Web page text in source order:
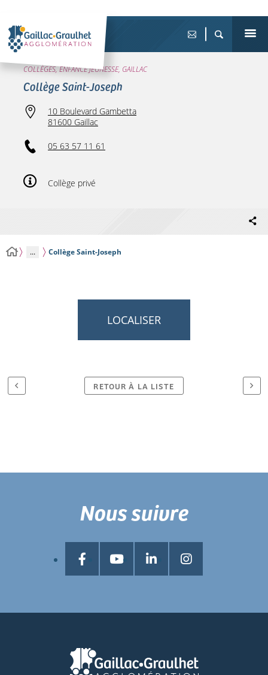
COLLÈGES, ENFANCE JEUNESSE, GAILLAC
Collège Saint-Joseph
10 Boulevard Gambetta
81600 Gaillac
05 63 57 11 61
Collège privé
... Collège Saint-Joseph
LOCALISER
RETOUR À LA LISTE
Nous suivre